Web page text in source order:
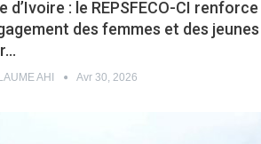
d’Ivoire : le REPSFECO-CI renforce
des femmes et des jeunes
AHI Avr 30, 2026